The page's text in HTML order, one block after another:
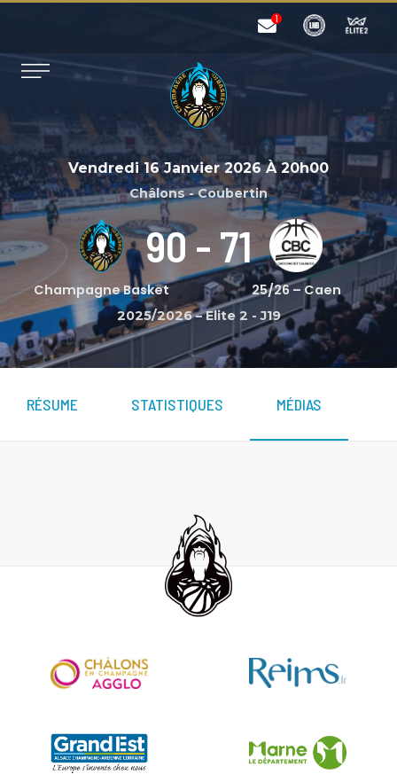
Vendredi 16 Janvier 2026À 20h00
Châlons - Coubertin
Champagne Basket
90- 71
25/26 – Caen
2025/2026 – Elite 2 -J19
RÉSUME STATISTIQUES MÉDIAS